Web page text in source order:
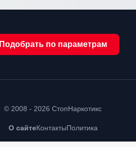
Подобрать по параметрам
© 2008 - 2026 СтопНаркотикс
О сайтеКонтактыПолитика